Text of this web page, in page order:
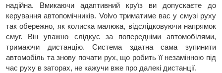
надійна. Вмикаючи адаптивний круїз ви допускаєте до
керування автопомічників. Volvo триматиме вас у смузі руху
так обережно, як колиска малюка, відслідковуючи напрямок
смуг. Він уважно слідкує за попередніми автомобілями,
тримаючи дистанцію. Система здатна сама зупинити
автомобіль та знову почати рух, що робить її незамінною під
час руху в заторах, не кажучи вже про далекі дистанції.